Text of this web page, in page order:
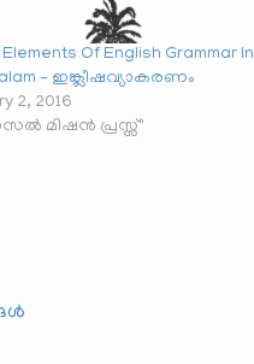
Elements Of English Grammar In
– ഇങ്ക്ലീഷവ്യാകരണം
2, 2016
മിഷൻ പ്രസ്സ്"